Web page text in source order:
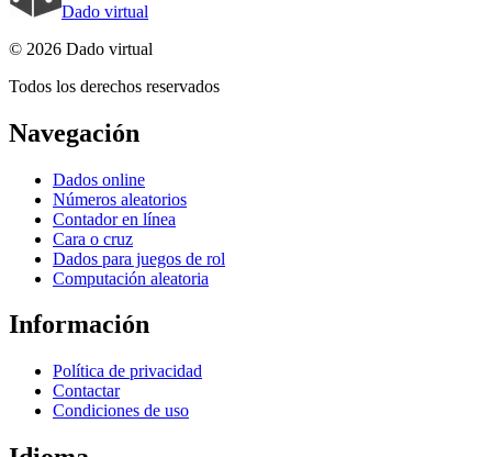
Dado virtual
© 2026 Dado virtual
Todos los derechos reservados
Navegación
Dados online
Números aleatorios
Contador en línea
Cara o cruz
Dados para juegos de rol
Computación aleatoria
Información
Política de privacidad
Contactar
Condiciones de uso